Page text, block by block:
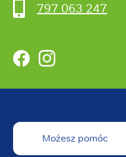
797 063 247
FacebookInstagram
Możesz pomóc